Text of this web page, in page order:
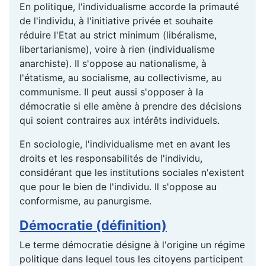
En politique, l'individualisme accorde la primauté
de l'individu, à l'initiative privée et souhaite
réduire l'Etat au strict minimum (libéralisme,
libertarianisme), voire à rien (individualisme
anarchiste). Il s'oppose au nationalisme, à
l'étatisme, au socialisme, au collectivisme, au
communisme. Il peut aussi s'opposer à la
démocratie si elle amène à prendre des décisions
qui soient contraires aux intérêts individuels.
En sociologie, l'individualisme met en avant les
droits et les responsabilités de l'individu,
considérant que les institutions sociales n'existent
que pour le bien de l'individu. Il s'oppose au
conformisme, au panurgisme.
Démocratie (définition)
Le terme démocratie désigne à l'origine un régime
politique dans lequel tous les citoyens participent